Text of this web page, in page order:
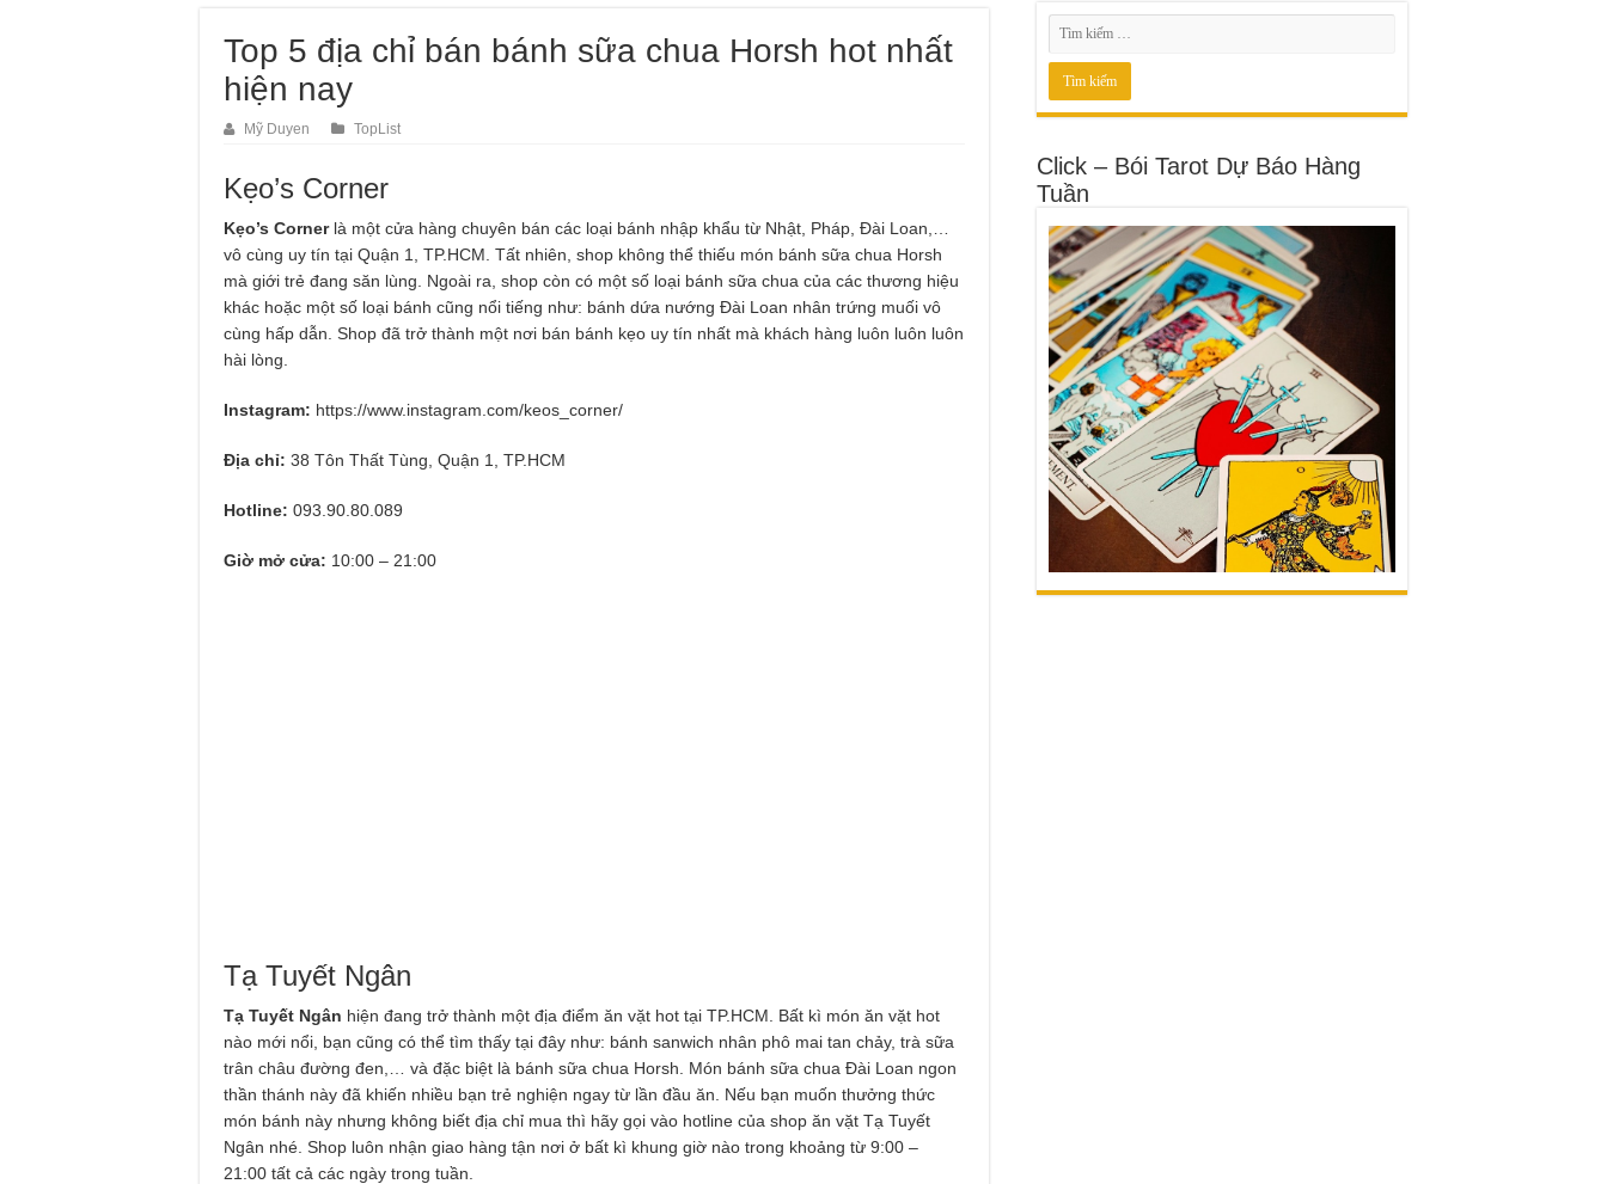
Top 5 địa chỉ bán bánh sữa chua Horsh hot nhất
hiện nay
Mỹ Duyen TopList
Kẹo’s Corner
Kẹo’s Corner là một cửa hàng chuyên bán các loại bánh nhập khẩu từ Nhật, Pháp, Đài Loan,…
vô cùng uy tín tại Quận 1, TP.HCM. Tất nhiên, shop không thể thiếu món bánh sữa chua Horsh
mà giới trẻ đang săn lùng. Ngoài ra, shop còn có một số loại bánh sữa chua của các thương hiệu
khác hoặc một số loại bánh cũng nổi tiếng như: bánh dứa nướng Đài Loan nhân trứng muối vô
cùng hấp dẫn. Shop đã trở thành một nơi bán bánh kẹo uy tín nhất mà khách hàng luôn luôn luôn
hài lòng.
Instagram: https://www.instagram.com/keos_corner/
Địa chỉ: 38 Tôn Thất Tùng, Quận 1, TP.HCM
Hotline: 093.90.80.089
Giờ mở cửa: 10:00 – 21:00
Tạ Tuyết Ngân
Tạ Tuyết Ngân hiện đang trở thành một địa điểm ăn vặt hot tại TP.HCM. Bất kì món ăn vặt hot
nào mới nổi, bạn cũng có thể tìm thấy tại đây như: bánh sanwich nhân phô mai tan chảy, trà sữa
trân châu đường đen,… và đặc biệt là bánh sữa chua Horsh. Món bánh sữa chua Đài Loan ngon
thần thánh này đã khiến nhiều bạn trẻ nghiện ngay từ lần đầu ăn. Nếu bạn muốn thưởng thức
món bánh này nhưng không biết địa chỉ mua thì hãy gọi vào hotline của shop ăn vặt Tạ Tuyết
Ngân nhé. Shop luôn nhận giao hàng tận nơi ở bất kì khung giờ nào trong khoảng từ 9:00 –
21:00 tất cả các ngày trong tuần.
Click – Bói Tarot Dự Báo Hàng
Tuần